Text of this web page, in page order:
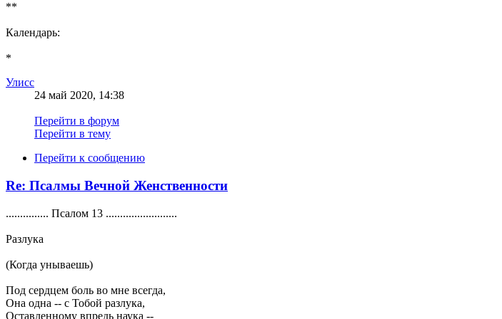
**
Календарь:
*
Улисс
24 май 2020, 14:38
Перейти в форум
Перейти в тему
Перейти к сообщению
Re: Псалмы Вечной Женственности
............... Псалом 13 .........................
Разлука
(Когда унываешь)
Под сердцем боль во мне всегда,
Она одна -- с Тобой разлука,
Оставленному впредь наука --